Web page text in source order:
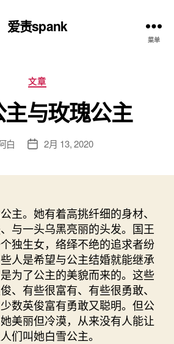
爱责spank
菜单
分
类
文章
主与玫瑰公主
白
发 2月 13, 2020
主。她有着高挑纤细的身材、
与一头乌黑亮丽的头发。国王
独生女，络绎不绝的追求者纷
人是希望与公主结婚就能继承
为了公主的美貌而来的。这些
、有些很富有、有些很勇敢、
数英俊富有勇敢又聪明。但公
美丽但冷漠，从来没有人能让
们叫她白雪公主。